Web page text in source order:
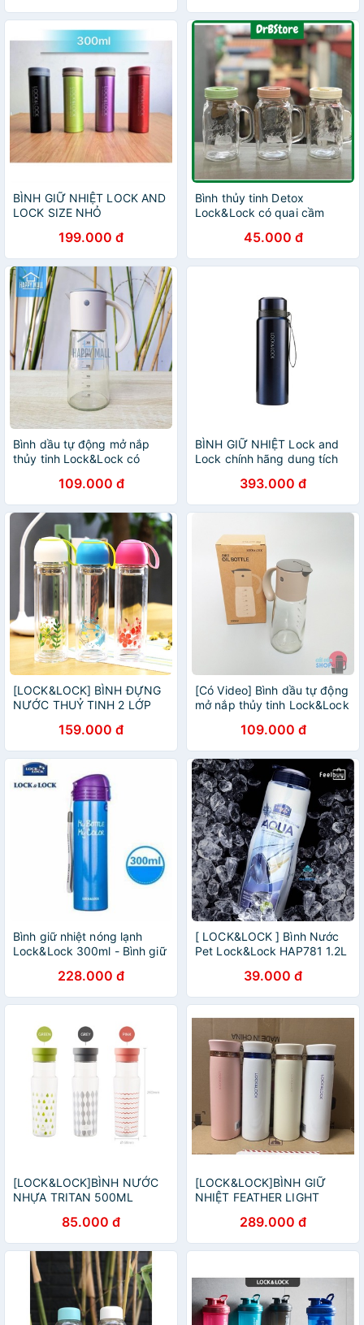
BÌNH GIỮ NHIỆT LOCK AND
LOCK SIZE NHỎ
khuyến mãi của Ensure
199.000 đ
Bình thủy tinh Detox
Lock&Lock có quai cầm
lợi DrbStore45.000 đ
Bình dầu tự động mở nắp
thủy tinh Lock&Lock có
LLG706- P3H109.000 đ
BÌNH GIỮ NHIỆT Lock and
Lock chính hãng dung tích
nhiệt 24h393.000 đ
[LOCK&LOCK] BÌNH ĐỰNG
NƯỚC THUỶ TINH 2 LỚP
159.000 đ
[Có Video] Bình dầu tự động
mở nắp thủy tinh Lock&Lock
300ml LLG706
109.000 đ
Bình giữ nhiệt nóng lạnh
Lock&Lock 300ml - Bình giữ
Grace Vacuum LHC3208BK
- Bình Lock&Lock 300ml
228.000 đ
[ LOCK&LOCK ] Bình Nước
Pet Lock&Lock HAP781 1.2L
39.000 đ
[LOCK&LOCK]BÌNH NƯỚC
NHỰA TRITAN 500ML
85.000 đ
[LOCK&LOCK]BÌNH GIỮ
NHIỆT FEATHER LIGHT
289.000 đ